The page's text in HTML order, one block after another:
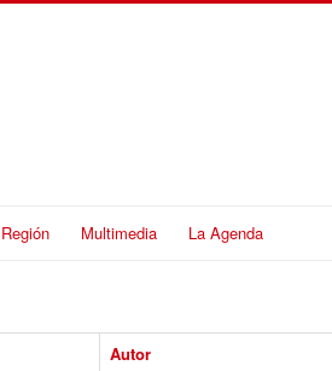
Región Multimedia La Agenda
Autor